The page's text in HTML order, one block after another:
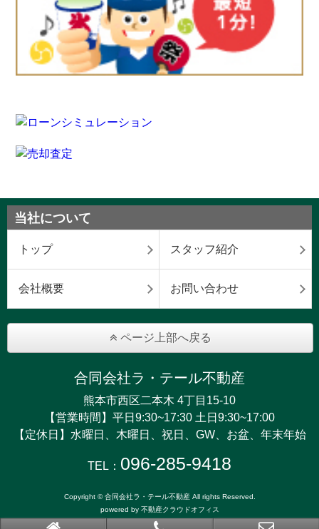
当社について
トップ スタッフ紹介
会社概要 お問い合わせ
ページ上部へ戻る
合同会社ラ・テール不動産
熊本市西区二本木 4丁目15-10
【営業時間】平日9:30~17:30 土日9:30~17:00
【定休日】水曜日、木曜日、祝日、GW、お盆、年末年始
TEL： 096-285-9418
Copyright © 合同会社ラ・テール不動産 All rights Reserved.
powered by 不動産クラウドオフィス